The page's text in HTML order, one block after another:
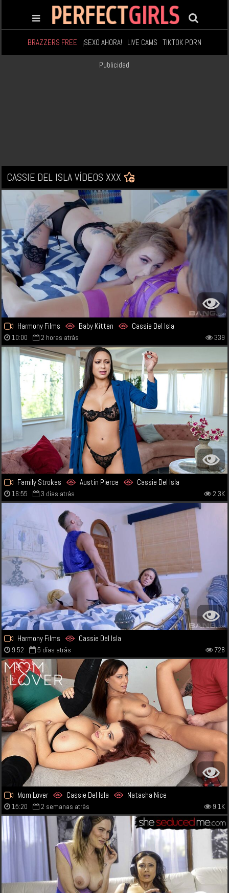
BRAZZERS FREE ¡SEXO AHORA! LIVE CAMS TIKTOK PORN
Publicidad
CASSIE DEL ISLA VÍDEOS XXX
Harmony Films Baby Kitten Cassie Del Isla
10:00 2 horas atrás 339
Family Strokes Austin Pierce Cassie Del Isla
16:55 3 días atrás 2.3K
Harmony Films Cassie Del Isla
9:52 5 días atrás 728
Mom Lover Cassie Del Isla Natasha Nice
15:20 2 semanas atrás 9.1K